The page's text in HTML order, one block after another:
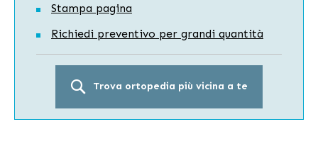
Stampa pagina
Richiedi preventivo per grandi quantità
Trova ortopedia più vicina a te